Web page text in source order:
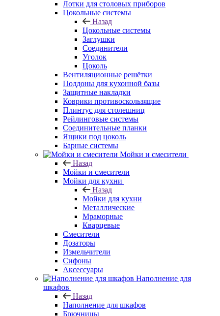
Лотки для столовых приборов
Цокольные системы
Назад
Цокольные системы
Заглушки
Соединители
Уголок
Цоколь
Вентиляционные решётки
Поддоны для кухонной базы
Защитные накладки
Коврики противоскользящие
Плинтус для столешниц
Рейлинговые системы
Соединительные планки
Ящики под цоколь
Барные системы
Мойки и смесители
Назад
Мойки и смесители
Мойки для кухни
Назад
Мойки для кухни
Металлические
Мраморные
Кварцевые
Смесители
Дозаторы
Измельчители
Сифоны
Аксессуары
Наполнение для
шкафов
Назад
Наполнение для шкафов
Брючницы